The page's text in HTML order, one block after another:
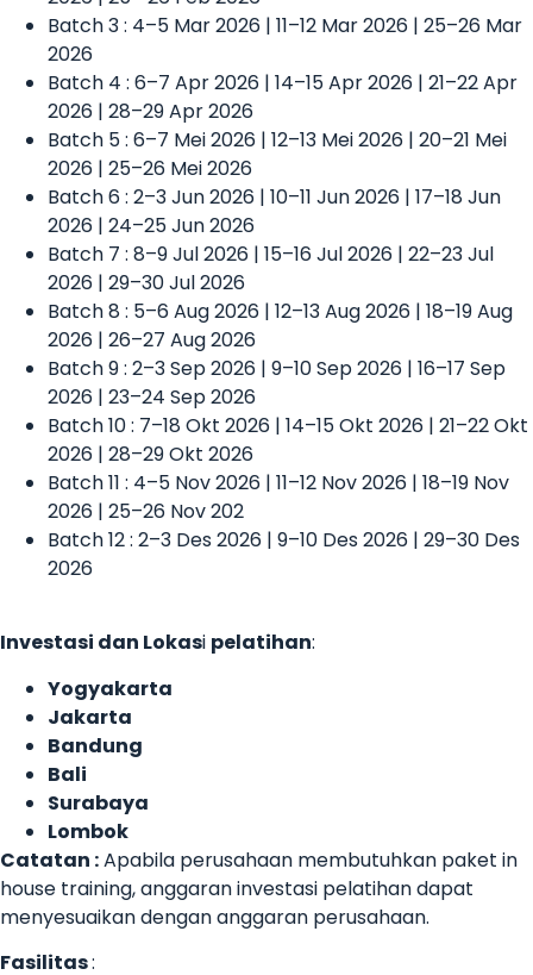
Batch 3 : 4–5 Mar 2026 | 11–12 Mar 2026 | 25–26 Mar
2026
Batch 4 : 6–7 Apr 2026 | 14–15 Apr 2026 | 21–22 Apr
2026 | 28–29 Apr 2026
Batch 5 : 6–7 Mei 2026 | 12–13 Mei 2026 | 20–21 Mei
2026 | 25–26 Mei 2026
Batch 6 : 2–3 Jun 2026 | 10–11 Jun 2026 | 17–18 Jun
2026 | 24–25 Jun 2026
Batch 7 : 8–9 Jul 2026 | 15–16 Jul 2026 | 22–23 Jul
2026 | 29–30 Jul 2026
Batch 8 : 5–6 Aug 2026 | 12–13 Aug 2026 | 18–19 Aug
2026 | 26–27 Aug 2026
Batch 9 : 2–3 Sep 2026 | 9–10 Sep 2026 | 16–17 Sep
2026 | 23–24 Sep 2026
Batch 10 : 7–18 Okt 2026 | 14–15 Okt 2026 | 21–22 Okt
2026 | 28–29 Okt 2026
Batch 11 : 4–5 Nov 2026 | 11–12 Nov 2026 | 18–19 Nov
2026 | 25–26 Nov 202
Batch 12 : 2–3 Des 2026 | 9–10 Des 2026 | 29–30 Des
2026
Investasi dan Lokasi pelatihan:
Yogyakarta
Jakarta
Bandung
Bali
Surabaya
Lombok
Catatan :Apabila perusahaan membutuhkan paket in
house training, anggaran investasi pelatihan dapat
menyesuaikan dengan anggaran perusahaan.
Fasilitas: